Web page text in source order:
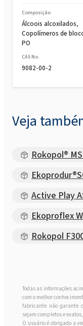
Composição
Álcoois alcoxilados,
Copolímeros de
PO
CAS No.
9082-00-2
Veja
Rokopol®
Active Play
Ekoproflex
Rokopol
Todas as informações
com o melhor
fabricante não garante
sejam completos e
O usuário é obrigado a